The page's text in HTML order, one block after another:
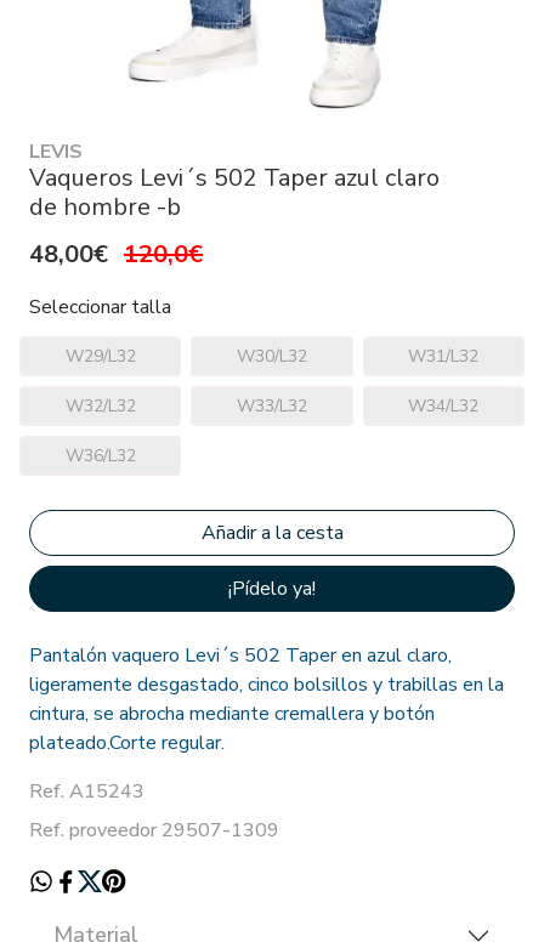
LEVIS
Vaqueros Levi´s 502 Taper azul claro
de hombre -b
48,00€ 120,0€
Seleccionar talla
W29/L32 W30/L32 W31/L32
W32/L32 W33/L32 W34/L32
W36/L32
¡Pídelo ya!
Pantalón vaquero Levi´s 502 Taper en azul claro,
ligeramente desgastado, cinco bolsillos y trabillas en la
cintura, se abrocha mediante cremallera y botón
plateado.Corte regular.
Ref. A15243
Ref. proveedor 29507-1309
Material